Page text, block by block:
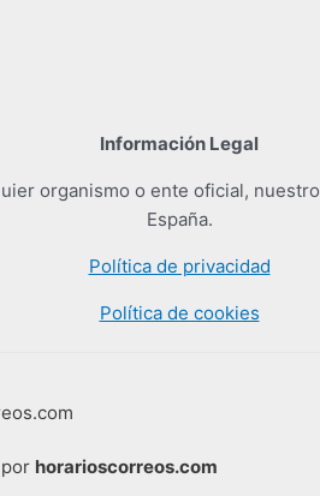
Información Legal
organismo o ente oficial,
España.
Política de privacidad
Política de cookies
horarioscorreos.com